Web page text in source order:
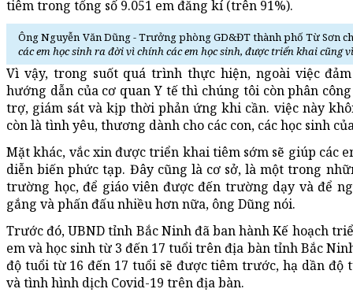
tiêm trong tổng số 9.051 em đăng kí (trên 91%).
Ông Nguyễn Văn Dũng - Trưởng phòng GD&ĐT thành phố Từ Sơn
các em học sinh ra đời vì chính các em học sinh, được triển khai cũng
Vì vậy, trong suốt quá trình thực hiện, ngoài việc
hướng dẫn của cơ quan Y tế thì chúng tôi còn phân
trợ, giám sát và kịp thời phản ứng khi cần. việc này
còn là tình yêu, thương dành cho các con, các học sinh
Mặt khác, vắc xin được triển khai tiêm sớm sẽ giúp các
diễn biến phức tạp. Đây cũng là cơ sở, là một trong
trường học, để giáo viên được đến trường dạy và để
gắng và phấn đấu nhiều hơn nữa, ông Dũng nói.
Trước đó, UBND tỉnh Bắc Ninh đã ban hành Kế hoạch
em và học sinh từ 3 đến 17 tuổi trên địa bàn tỉnh Bắc
độ tuổi từ 16 đến 17 tuổi sẽ được tiêm trước, hạ dần
và tình hình dịch Covid-19 trên địa bàn.